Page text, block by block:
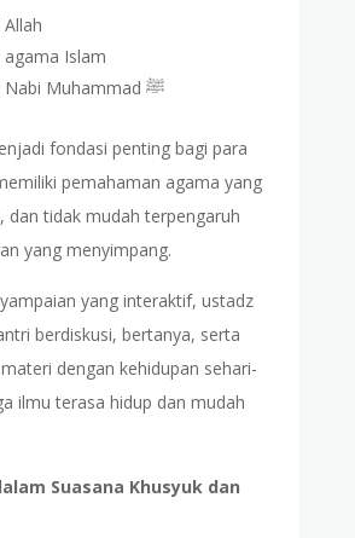
Islam
Mengenal Nabi Muhammad ﷺ
fondasi penting bagi para
pemahaman agama yang
dan tidak mudah terpengaruh
yang menyimpang.
yang interaktif, ustadz
berdiskusi, bertanya, serta
dengan kehidupan sehari-
ilmu terasa hidup dan mudah
Suasana Khusyuk dan